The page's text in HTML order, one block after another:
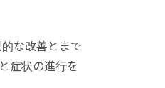
な改善とまで
症状の進行を